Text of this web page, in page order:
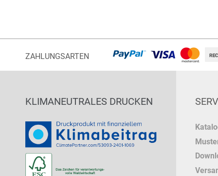
ZAHLUNGSARTEN
KLIMANEUTRALES DRUCKEN